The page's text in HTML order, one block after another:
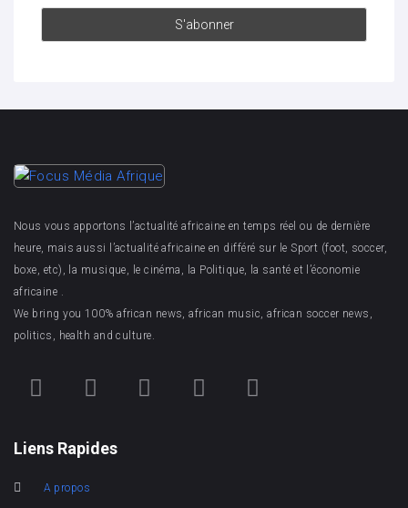
Nous vous apportons l’actualité africaine en temps réel ou de dernière
heure, mais aussi l’actualité africaine en différé sur le Sport (foot, soccer,
boxe, etc), la musique, le cinéma, la Politique, la santé et l’économie
africaine .
We bring you 100% african news, african music, african soccer news,
politics, health and culture.
Liens Rapides
A propos